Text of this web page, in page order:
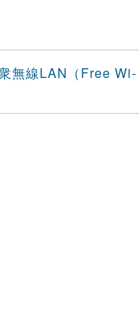
無線LAN（Free Wi-